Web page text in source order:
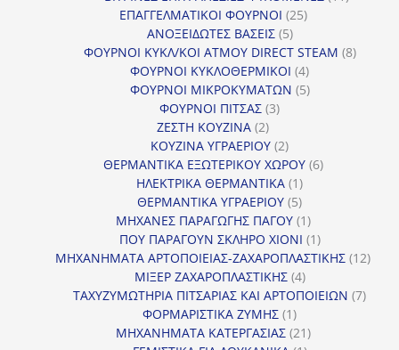
ΕΠΑΓΓΕΛΜΑΤΙΚΟΙ ΦΟΥΡΝΟΙ 2525
ΑΝΟΞΕΙΔΩΤΕΣ ΒΑΣΕΙΣ 55
προϊόντα
ΦΟΥΡΝΟΙ ΚΥΚΛ/ΚΟΙ ΑΤΜΟΥ DIRECT STEAM 88
ΦΟΥΡΝΟΙ ΚΥΚΛΟΘΕΡΜΙΚΟΙ 44
προϊόντα
ΦΟΥΡΝΟΙ ΜΙΚΡΟΚΥΜΑΤΩΝ 55
ΦΟΥΡΝΟΙ ΠΙΤΣΑΣ 33
ΖΕΣΤΗ ΚΟΥΖΙΝΑ 22
προϊόντα
ΚΟΥΖΙΝΑ ΥΓΡΑΕΡΙΟΥ 22
προϊόντα
ΘΕΡΜΑΝΤΙΚΑ ΕΞΩΤΕΡΙΚΟΥ ΧΩΡΟΥ 66
ΗΛΕΚΤΡΙΚΑ ΘΕΡΜΑΝΤΙΚΑ 11
προϊόν
ΘΕΡΜΑΝΤΙΚΑ ΥΓΡΑΕΡΙΟΥ 55
προϊόντα
ΜΗΧΑΝΕΣ ΠΑΡΑΓΩΓΗΣ ΠΑΓΟΥ 11
προϊόν
ΠΟΥ ΠΑΡΑΓΟΥΝ ΣΚΛΗΡΟ ΧΙΟΝΙ 11
προϊόν
ΜΗΧΑΝΗΜΑΤΑ ΑΡΤΟΠΟΙΕΙΑΣ-ΖΑΧΑΡΟΠΛΑΣΤΙΚΗΣ 1212
ΜΙΞΕΡ ΖΑΧΑΡΟΠΛΑΣΤΙΚΗΣ 44
προϊόντα
ΤΑΧΥΖΥΜΩΤΗΡΙΑ ΠΙΤΣΑΡΙΑΣ ΚΑΙ ΑΡΤΟΠΟΙΕΙΩΝ 77
ΦΟΡΜΑΡΙΣΤΙΚΑ ΖΥΜΗΣ 11
προϊόν
ΜΗΧΑΝΗΜΑΤΑ ΚΑΤΕΡΓΑΣΙΑΣ 2121